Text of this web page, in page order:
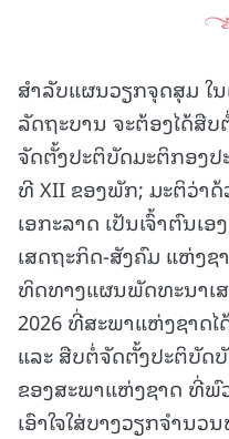
ສໍາລັບແຜນວຽກຈຸດສຸມ ໃ
ລັດຖະບານ ຈະຕ້ອງໄດ້ສື
ຈັດຕັ້ງປະຕິບັດມະຕິກອງ
ທີ XII ຂອງພັກ; ມະຕິວ່າ
ເອກະລາດ ເປັນເຈົ້າຕົນເ
ເສດຖະກິດ-ສັງຄົມ ແຫ່ງຊ
ທິດທາງແຜນພັດທະນາເ
2026 ທີ່ສະພາແຫ່ງຊາດ
ແລະ ສືບຕໍ່ຈັດຕັ້ງປະຕິບັດ
ຂອງສະພາແຫ່ງຊາດ ທີ່
ເອົາໃຈໃສ່ບາງວຽກຈໍານ